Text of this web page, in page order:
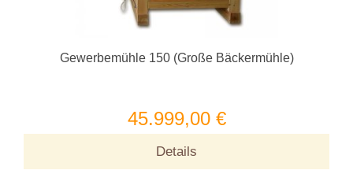
Gewerbemühle 150 (Große Bäckermühle)
45.999,00 €
Details